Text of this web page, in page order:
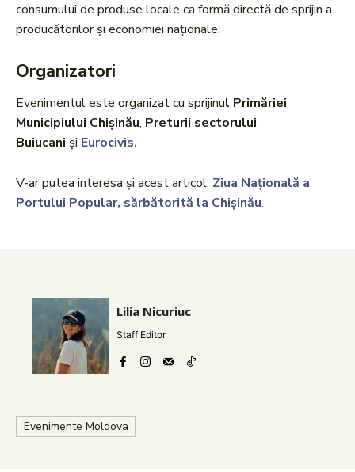
consumului de produse locale ca formă directă de sprijin a
producătorilor și economiei naționale.
Organizatori
Evenimentul este organizat cu sprijinul Primăriei
Municipiului Chișinău, Preturii sectorului
Buiucani și Eurocivis.
V-ar putea interesa și acest articol: Ziua Națională a
Portului Popular, sărbătorită la Chișinău.
Lilia Nicuriuc
Staff Editor
Evenimente Moldova